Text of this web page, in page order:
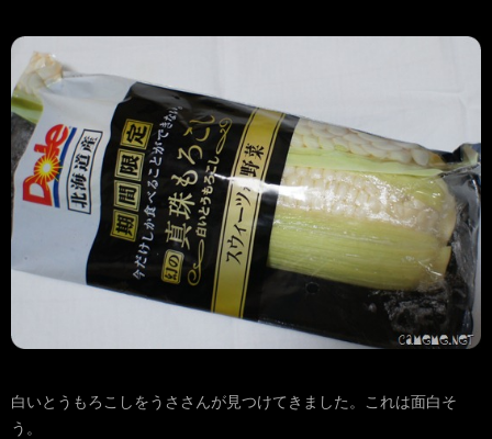
白いとうもろこしをうささんが見つけてきました。これは面白そ
う。